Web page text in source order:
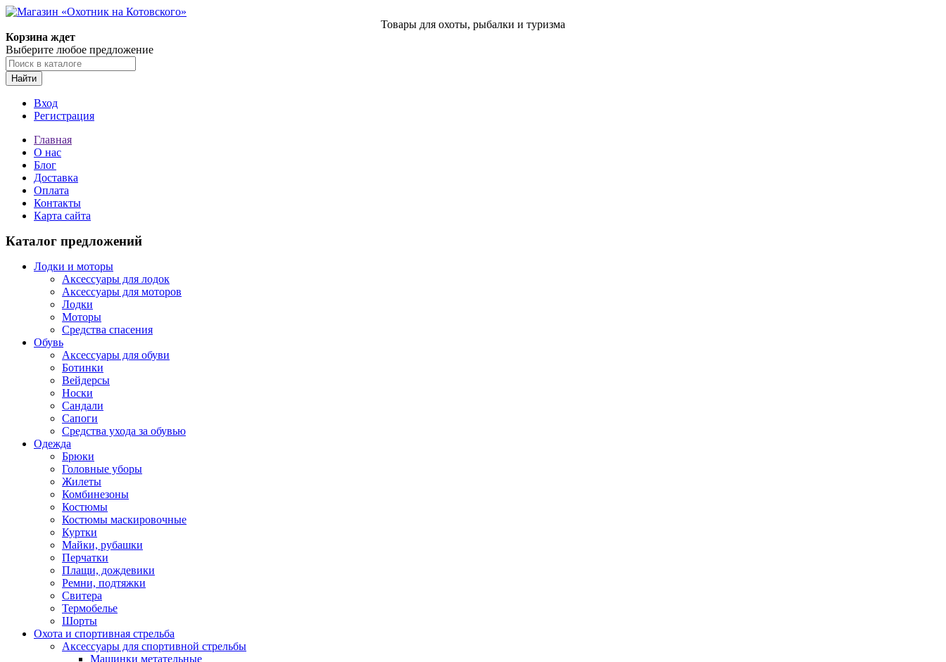
Товары для охоты, рыбалки и туризма
Корзина ждет
Выберите любое предложение
Найти
Вход
Регистрация
Главная
О нас
Блог
Доставка
Оплата
Контакты
Карта сайта
Каталог предложений
Лодки и моторы
Аксессуары для лодок
Аксессуары для моторов
Лодки
Моторы
Средства спасения
Обувь
Аксессуары для обуви
Ботинки
Вейдерсы
Носки
Сандали
Сапоги
Средства ухода за обувью
Одежда
Брюки
Головные уборы
Жилеты
Комбинезоны
Костюмы
Костюмы маскировочные
Куртки
Майки, рубашки
Перчатки
Плащи, дождевики
Ремни, подтяжки
Свитера
Термобелье
Шорты
Охота и спортивная стрельба
Аксессуары для спортивной стрельбы
Машинки метательные